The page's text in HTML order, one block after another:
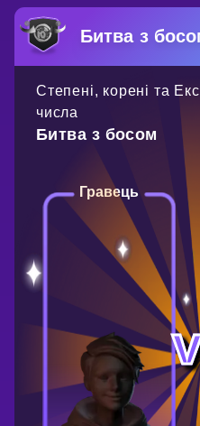
Битва з
Степені, корені та
числа
Битва з босом
Гравець